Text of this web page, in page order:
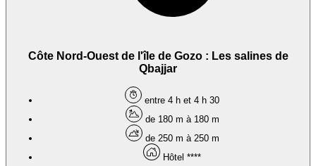
Côte Nord-Ouest de l'île de Gozo : Les salines de
Qbajjar
entre 4 h et 4 h 30
de 180 m à 180 m
de 250 m à 250 m
Hôtel ****